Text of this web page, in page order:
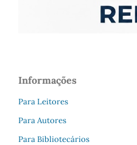
Informações
Para Leitores
Para Autores
Para Bibliotecários